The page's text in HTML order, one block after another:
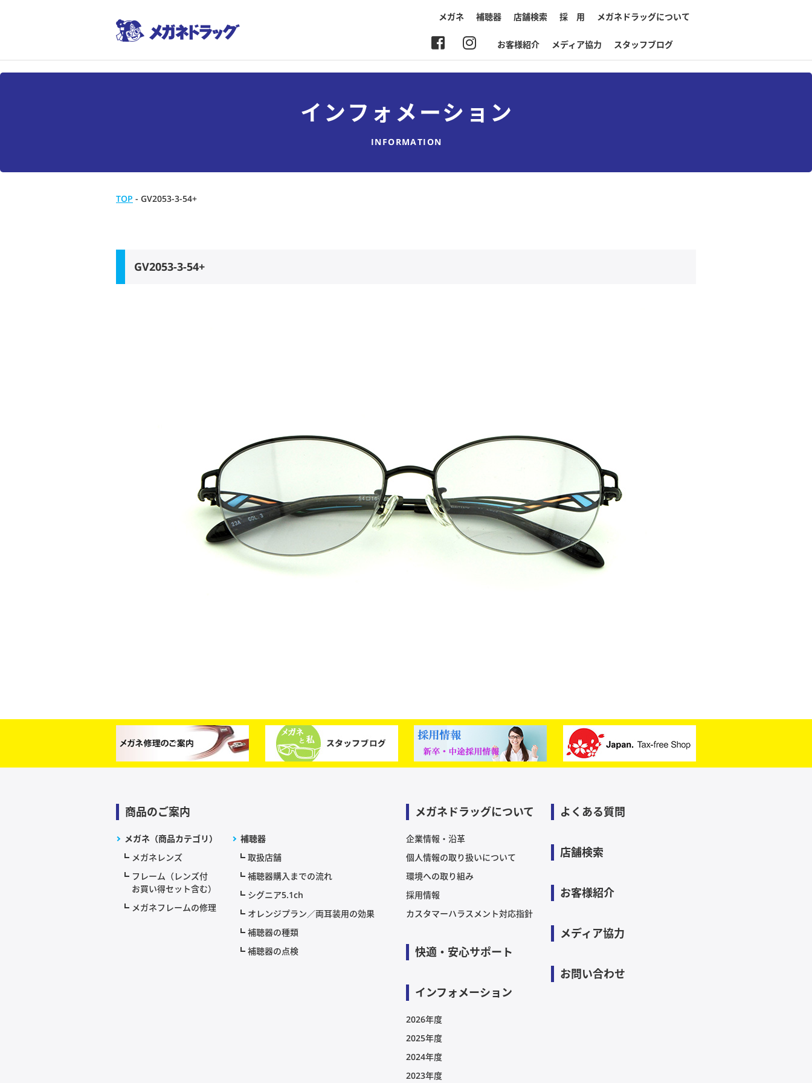
メガネ 補聴器 店舗検索 採 用 メガネドラッグについて
お客様紹介 メディア協力 スタッフブログ
インフォメーション
INFORMATION
TOP - GV2053-3-54+
GV2053-3-54+
商品のご案内
メガネ（商品カテゴリ）
メガネレンズ
フレーム（レンズ付
お買い得セット含む）
メガネフレームの修理
補聴器
取扱店舗
補聴器購入までの流れ
シグニア5.1ch
オレンジプラン／両耳装用の効果
補聴器の種類
補聴器の点検
メガネドラッグについて
企業情報・沿革
個人情報の取り扱いについて
環境への取り組み
採用情報
カスタマーハラスメント対応指針
快適・安心サポート
インフォメーション
2026年度
2025年度
2024年度
2023年度
よくある質問
店舗検索
お客様紹介
メディア協力
お問い合わせ